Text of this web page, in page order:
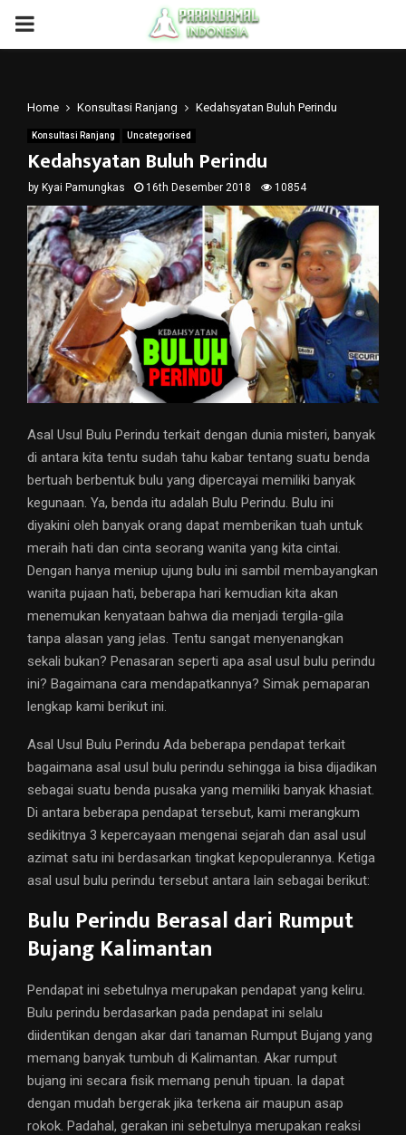
PRIMARY
Home Konsultasi Ranjang Kedahsyatan Buluh Perindu
Konsultasi Ranjang Uncategorised
Kedahsyatan Buluh Perindu
by Kyai Pamungkas 16th Desember 2018 10854
Asal Usul Bulu Perindu terkait dengan dunia misteri, banyak
di antara kita tentu sudah tahu kabar tentang suatu benda
bertuah berbentuk bulu yang dipercayai memiliki banyak
kegunaan. Ya, benda itu adalah Bulu Perindu. Bulu ini
diyakini oleh banyak orang dapat memberikan tuah untuk
meraih hati dan cinta seorang wanita yang kita cintai.
Dengan hanya meniup ujung bulu ini sambil membayangkan
wanita pujaan hati, beberapa hari kemudian kita akan
menemukan kenyataan bahwa dia menjadi tergila-gila
tanpa alasan yang jelas. Tentu sangat menyenangkan
sekali bukan? Penasaran seperti apa asal usul bulu perindu
ini? Bagaimana cara mendapatkannya? Simak pemaparan
lengkap kami berikut ini.
Asal Usul Bulu Perindu Ada beberapa pendapat terkait
bagaimana asal usul bulu perindu sehingga ia bisa dijadikan
sebagai suatu benda pusaka yang memiliki banyak khasiat.
Di antara beberapa pendapat tersebut, kami merangkum
sedikitnya 3 kepercayaan mengenai sejarah dan asal usul
azimat satu ini berdasarkan tingkat kepopulerannya. Ketiga
asal usul bulu perindu tersebut antara lain sebagai berikut:
Bulu Perindu Berasal dari Rumput
Bujang Kalimantan
Pendapat ini sebetulnya merupakan pendapat yang keliru.
Bulu perindu berdasarkan pada pendapat ini selalu
diidentikan dengan akar dari tanaman Rumput Bujang yang
memang banyak tumbuh di Kalimantan. Akar rumput
bujang ini secara fisik memang penuh tipuan. Ia dapat
dengan mudah bergerak jika terkena air maupun asap
rokok. Padahal, gerakan ini sebetulnya merupakan reaksi